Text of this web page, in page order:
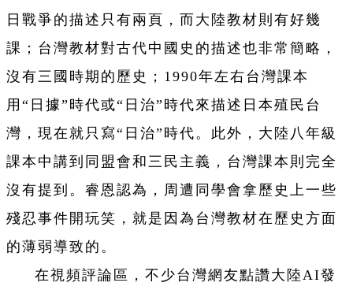
日戰爭的描述只有兩頁，而大陸教材則有好幾
課；台灣教材對古代中國史的描述也非常簡略，
沒有三國時期的歷史；1990年左右台灣課本
用“日據”時代或“日治”時代來描述日本殖民台
灣，現在就只寫“日治”時代。此外，大陸八年級
課本中講到同盟會和三民主義，台灣課本則完全
沒有提到。睿恩認為，周遭同學會拿歷史上一些
殘忍事件開玩笑，就是因為台灣教材在歷史方面
的薄弱導致的。
在視頻評論區，不少台灣網友點讚大陸AI發